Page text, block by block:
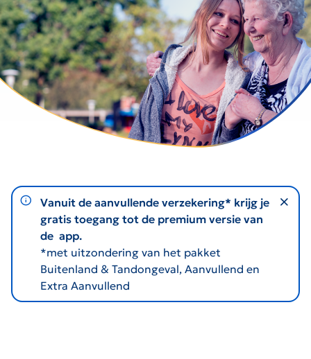
Vanuit de aanvullende verzekering* krijg je
gratis toegang tot de premium versie van
de app.
*met uitzondering van het pakket
Buitenland & Tandongeval, Aanvullend en
Extra Aanvullend